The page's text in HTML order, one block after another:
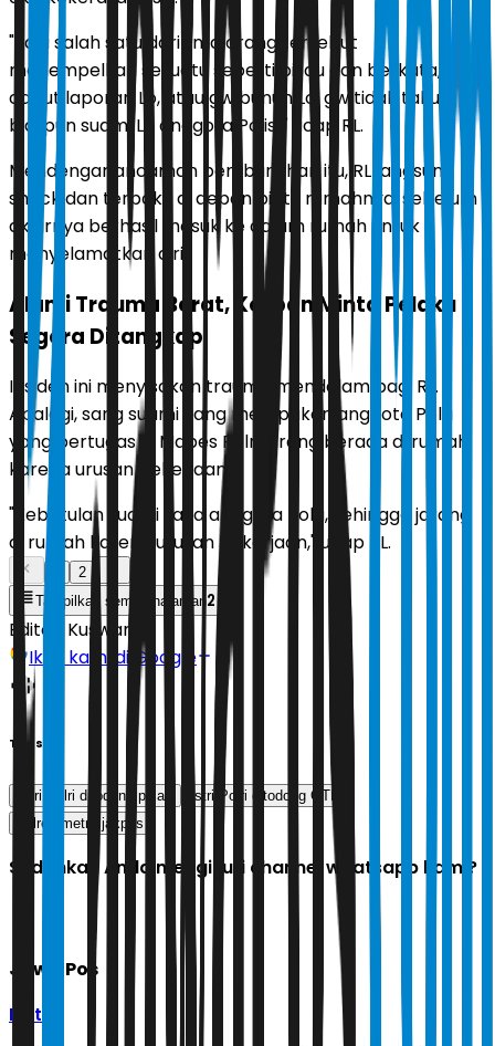
"Jadi salah satu dari lima orang tersebut
menempelkan sesuatu seperti pisau dan berkata,
cabut laporan Lo, atau gw bunuh Lo, gw tidak takut
biarpun suami Lo anggota Polisi," ucap RL.
Mendengar ancaman pembunuhan itu, RL langsung
shock dan terpaku di depan pintu rumahnya, sebelum
akhirnya berhasil masuk ke dalam rumah untuk
menyelamatkan diri.
Alami Trauma Berat, Korban Minta Pelaku
Segera Ditangkap
Insiden ini menyisakan trauma mendalam bagi RL.
Apalagi, sang suami yang merupakan anggota Polri
yang bertugas di Mabes Polri jarang berada di rumah,
karena urusan pekerjaan.
"Kebetulan suami saya anggota Polri, sehingga jarang
di rumah karena urusan pekerjaan," ucap RL.
2
Tampilkan semua halaman 2
Editor: Kuswandi
Ikuti kami di Google
Tags
Istri Polri ditodong pisau
Istri Polri ditodong OTK
polres metro jakpus
Sudahkah Anda mengikuti channel whatsapp kami?
Jawa Pos
Ikuti